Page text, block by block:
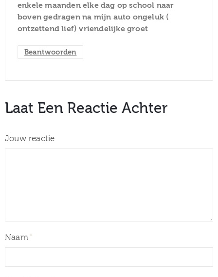
enkele maanden elke dag op school naar
boven gedragen na mijn auto ongeluk (
ontzettend lief) vriendelijke groet
Beantwoorden
Laat Een Reactie Achter
Jouw reactie
Naam